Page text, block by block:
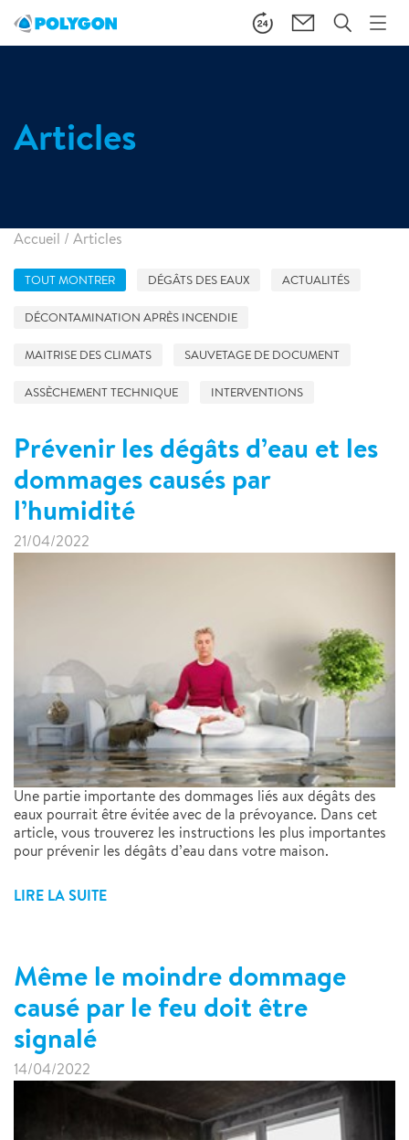
Articles
Accueil / Articles
TOUT MONTRER DÉGÂTS DES EAUX ACTUALITÉS
DÉCONTAMINATION APRÈS INCENDIE
MAITRISE DES CLIMATS SAUVETAGE DE DOCUMENT
ASSÈCHEMENT TECHNIQUE INTERVENTIONS
Prévenir les dégâts d’eau et les
dommages causés par
l’humidité
21/04/2022
Une partie importante des dommages liés aux dégâts des
eaux pourrait être évitée avec de la prévoyance. Dans cet
article, vous trouverez les instructions les plus importantes
pour prévenir les dégâts d’eau dans votre maison.
LIRE LA SUITE
Même le moindre dommage
causé par le feu doit être
signalé
14/04/2022